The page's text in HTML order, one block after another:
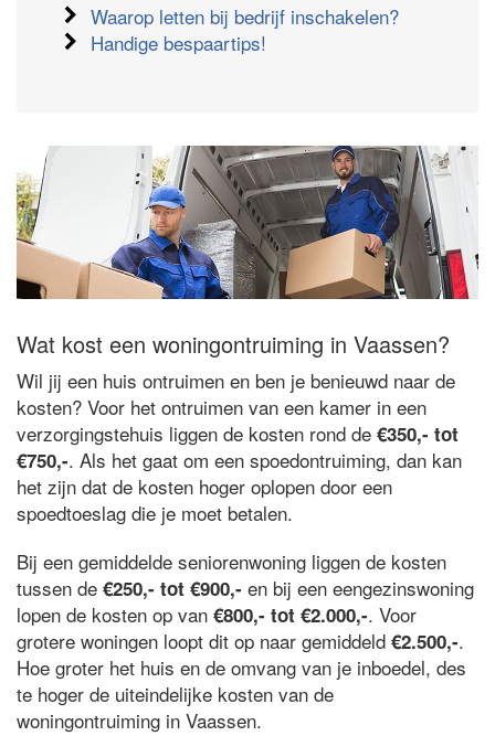
Waarop letten bij bedrijf inschakelen?
Handige bespaartips!
Wat kost een woningontruiming in Vaassen?
Wil jij een huis ontruimen en ben je benieuwd naar de
kosten? Voor het ontruimen van een kamer in een
verzorgingstehuis liggen de kosten rond de €350,- tot
€750,-. Als het gaat om een spoedontruiming, dan kan
het zijn dat de kosten hoger oplopen door een
spoedtoeslag die je moet betalen.
Bij een gemiddelde seniorenwoning liggen de kosten
tussen de €250,- tot €900,- en bij een eengezinswoning
lopen de kosten op van €800,- tot €2.000,-. Voor
grotere woningen loopt dit op naar gemiddeld €2.500,-.
Hoe groter het huis en de omvang van je inboedel, des
te hoger de uiteindelijke kosten van de
woningontruiming in Vaassen.